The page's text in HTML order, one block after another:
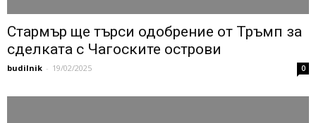
Стармър ще търси одобрение от Тръмп за
сделката с Чагоските острови
budilnik - 19/02/2025 0